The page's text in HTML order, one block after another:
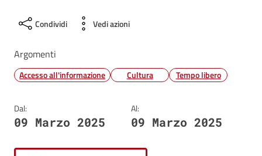
Condividi Vedi azioni
Argomenti
Accesso all'informazione Cultura Tempo libero
Dal:
09 Marzo 2025
Al:
09 Marzo 2025